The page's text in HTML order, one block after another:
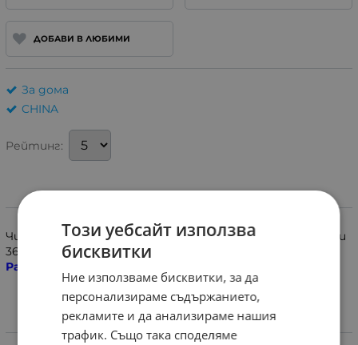
ДОБАВИ В ЛЮБИМИ
За дома
CHINA
Рейтинг:
Чип, жетон, ключодържател за кодова брава с размери
36x30x7mm. RFID 125kHz.
Различни цветове.
Характеристики
Този уебсайт използва
бисквитки
Ние използваме бисквитки, за да
персонализираме съдържанието,
рекламите и да анализираме нашия
трафик. Също така споделяме